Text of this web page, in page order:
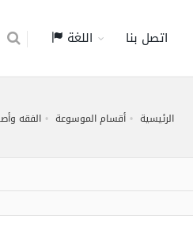
اتصل بنا اللغة
الرئيسية أقسام الموسوعة الفقه